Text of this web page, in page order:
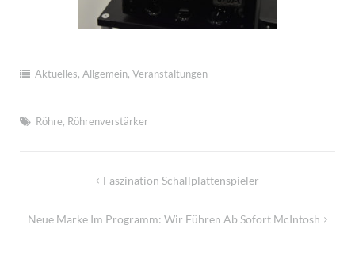
Aktuelles, Allgemein, Veranstaltungen
Röhre, Röhrenverstärker
BeitragsnavigationFaszination Schallplattenspieler
Neue Marke Im Programm: Wir Führen Ab Sofort McIntosh